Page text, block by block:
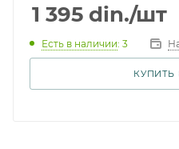
1 395 din./шт
Есть в наличии: 3
КУПИТЬ